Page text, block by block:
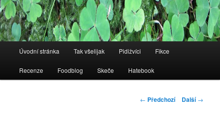
navigační
Přejít
k
Úvodní stránka Tak všelijak Pidižvíci Fikce
Recenze Foodblog Skeče Hatebook
Navigace
← Předchozí Další→